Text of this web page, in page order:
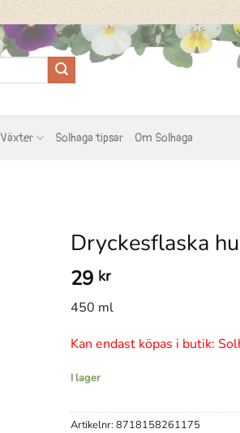
Växter Solhaga tipsar Om Solhaga
Dryckesflaska
29 kr
450 ml
Kan endast köpas i butik:
I lager
Artikelnr: 8718158261175